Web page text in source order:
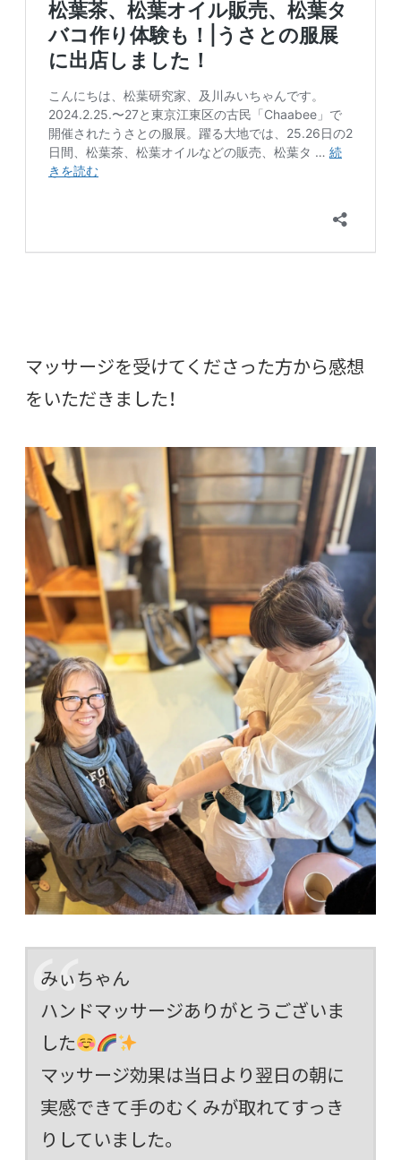
マッサージを受けてくださった方から感想
をいただきました！
みぃちゃん
ハンドマッサージありがとうございま
した
マッサージ効果は当日より翌日の朝に
実感できて手のむくみが取れてすっき
りしていました。